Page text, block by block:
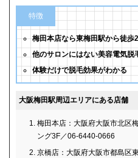
特徴
梅田本店なら東梅田駅から徒歩
他のサロンにはない美容電気脱
体験だけで脱毛効果がわかる
大阪梅田駅周辺エリアにある店舗
梅田本店：大阪府大阪市北区
ング3F／06-6440-0666
京橋店：大阪府大阪市都島区